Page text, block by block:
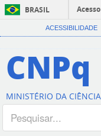
BRASIL
ACESSIBILIDADE
CNPq
MINISTÉRIO DA